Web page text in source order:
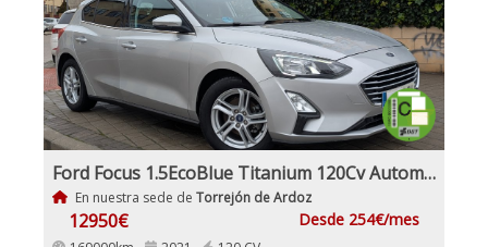
Ford Focus 1.5EcoBlue Titanium 120Cv Automático
En nuestra sede de Torrejón de Ardoz
12950€ Desde 254€/mes